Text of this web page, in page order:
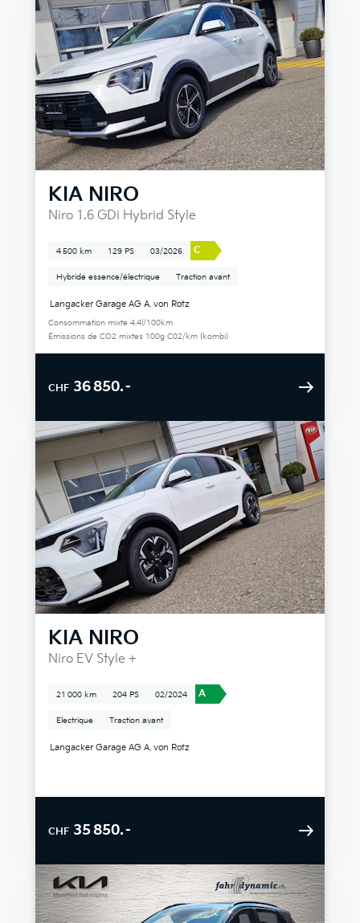
KIA NIRO
Niro 1.6 GDi Hybrid Style
4 500 km 129 PS 03/2026 C
Hybride essence/électrique Traction avant
Langacker Garage AG A. von Rotz
Consommation mixte 4.4l/100km
Émissions de CO2 mixtes 100g C02/km (kombi)
CHF 36 850.–
KIA NIRO
Niro EV Style +
21 000 km 204 PS 02/2024 A
Electrique Traction avant
Langacker Garage AG A. von Rotz
CHF 35 850.–